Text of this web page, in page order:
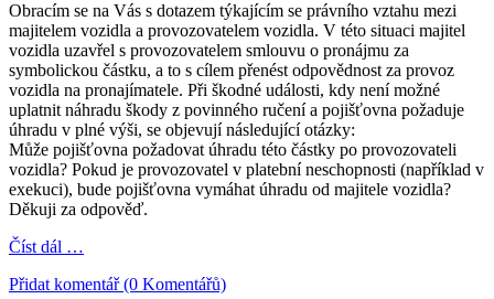
Obracím se na Vás s dotazem týkajícím se právního vztahu mezi
majitelem vozidla a provozovatelem vozidla. V této situaci majitel
vozidla uzavřel s provozovatelem smlouvu o pronájmu za
symbolickou částku, a to s cílem přenést odpovědnost za provoz
vozidla na pronajímatele. Při škodné události, kdy není možné
uplatnit náhradu škody z povinného ručení a pojišťovna požaduje
úhradu v plné výši, se objevují následující otázky:
Může pojišťovna požadovat úhradu této částky po provozovateli
vozidla? Pokud je provozovatel v platební neschopnosti (například v
exekuci), bude pojišťovna vymáhat úhradu od majitele vozidla?
Děkuji za odpověď.
Číst dál …
Přidat komentář (0 Komentářů)